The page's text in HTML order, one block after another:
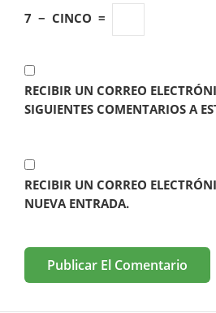
7 − CINCO =
RECIBIR UN CORREO
SIGUIENTES COMENTARIOS A
RECIBIR UN CORREO
NUEVA ENTRADA.